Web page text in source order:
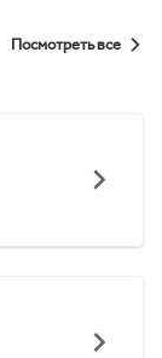
Посмотреть все